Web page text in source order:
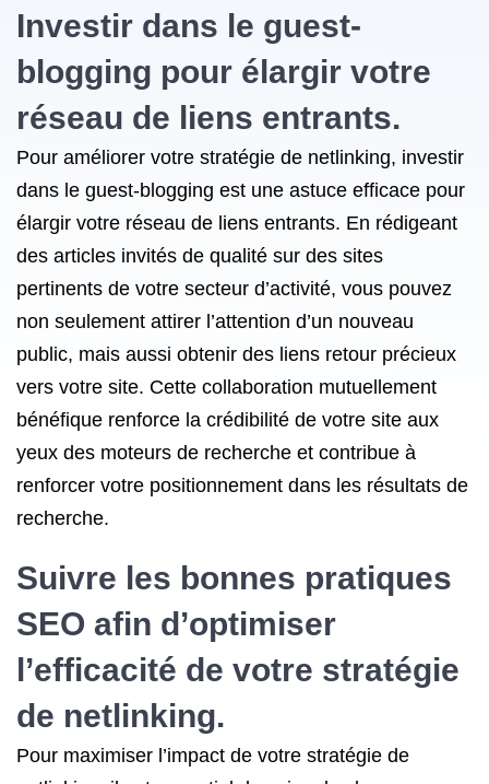
Investir dans le guest-
blogging pour élargir votre
réseau de liens entrants.
Pour améliorer votre stratégie de netlinking, investir
dans le guest-blogging est une astuce efficace pour
élargir votre réseau de liens entrants. En rédigeant
des articles invités de qualité sur des sites
pertinents de votre secteur d’activité, vous pouvez
non seulement attirer l’attention d’un nouveau
public, mais aussi obtenir des liens retour précieux
vers votre site. Cette collaboration mutuellement
bénéfique renforce la crédibilité de votre site aux
yeux des moteurs de recherche et contribue à
renforcer votre positionnement dans les résultats de
recherche.
Suivre les bonnes pratiques
SEO afin d’optimiser
l’efficacité de votre stratégie
de netlinking.
Pour maximiser l’impact de votre stratégie de